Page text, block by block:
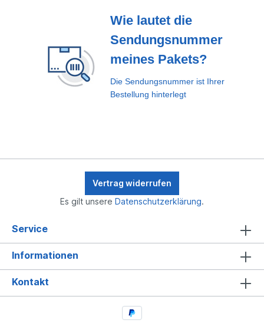
Wie lautet die
Sendungsnummer
meines Pakets?
Die Sendungsnummer ist Ihrer
Bestellung hinterlegt
Vertrag widerrufen
Es gilt unsere Datenschutzerklärung.
Service
Informationen
Kontakt